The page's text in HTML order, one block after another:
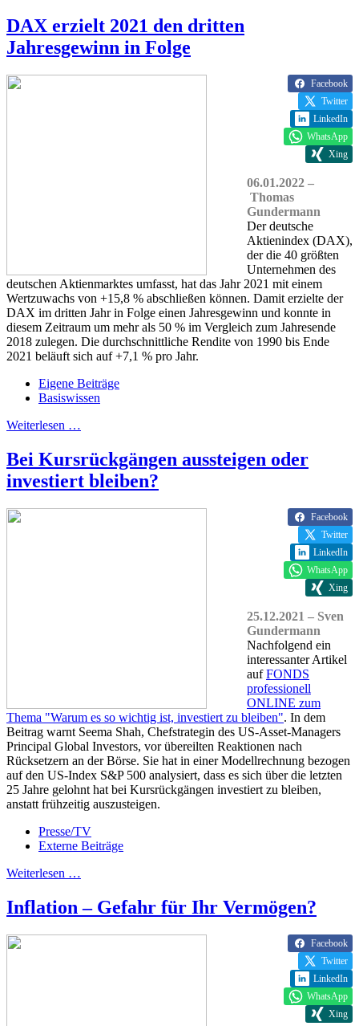
DAX erzielt 2021 den dritten
Jahresgewinn in Folge
Facebook
Twitter
LinkedIn
WhatsApp
Xing
06.01.2022 –
Thomas
Gundermann
Der deutsche
Aktienindex (DAX),
der die 40 größten
Unternehmen des
deutschen Aktienmarktes umfasst, hat das Jahr 2021 mit einem
Wertzuwachs von +15,8 % abschließen können. Damit erzielte der
DAX im dritten Jahr in Folge einen Jahresgewinn und konnte in
diesem Zeitraum um mehr als 50 % im Vergleich zum Jahresende
2018 zulegen. Die durchschnittliche Rendite von 1990 bis Ende
2021 beläuft sich auf +7,1 % pro Jahr.
Eigene Beiträge
Basiswissen
Weiterlesen …
Bei Kursrückgängen aussteigen oder
investiert bleiben?
Facebook
Twitter
LinkedIn
WhatsApp
Xing
25.12.2021 – Sven
Gundermann
Nachfolgend ein
interessanter Artikel
aufFONDS
professionell
ONLINE zum
Thema "Warum es so wichtig ist, investiert zu bleiben". In dem
Beitrag warnt Seema Shah, Chefstrategin des US-Asset-Managers
Principal Global Investors, vor übereilten Reaktionen nach
Rücksetzern an der Börse. Sie hat in einer Modellrechnung bezogen
auf den US-Index S&P 500 analysiert, dass es sich über die letzten
25 Jahre gelohnt hat bei Kursrückgängen investiert zu bleiben,
anstatt frühzeitig auszusteigen.
Presse/TV
Externe Beiträge
Weiterlesen …
Inflation – Gefahr für Ihr Vermögen?
Facebook
Twitter
LinkedIn
WhatsApp
Xing